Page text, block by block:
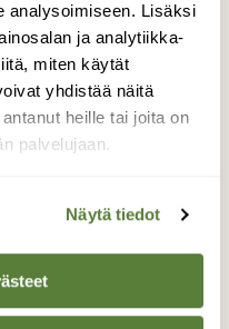
analysoimiseen. Lisäksi
ja analytiikka-
miten käytät
yhdistää näitä
heille tai joita on
palvelujaan.
Näytä tiedot
nurmikolla
Raision keskusta